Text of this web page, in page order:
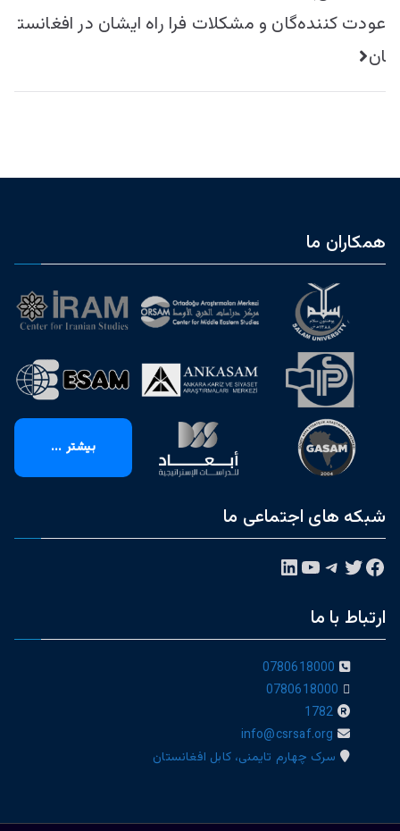
عودت کننده‌گان و مشکلات فرا راه ایشان در افغانست
ان
همکاران ما
بیشتر ...
شبکه های اجتماعی ما
فیس‌بوکتوییتر تلگرام یوتیوبلینکداین
ارتباط با ما
0780618000
0780618000
1782
info@csrsaf.org
سرک چهارم تایمنی، کابل افغانستان